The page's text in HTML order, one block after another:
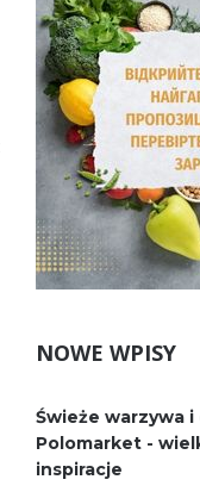
NOWE WPISY
Świeże warzywa
Polomarket -
inspiracje